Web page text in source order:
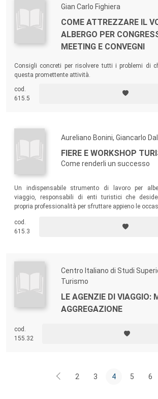
Gian Carlo Fighiera
COME ATTREZZARE IL
ALBERGO PER
MEETING E CONVEGNI
Consigli concreti per risolvere tutti i problemi di
questa promettente attività.
cod.
615.5
Aureliano Bonini, Giancarlo
FIERE E WORKSHOP
Come renderli un successo
Un indispensabile strumento di lavoro per
viaggio, responsabili di enti turistici che
propria professionalità per sfruttare appieno le
cod.
615.3
Centro Italiano di Studi
Turismo
LE AGENZIE DI VIAGGIO:
AGGREGAZIONE
cod.
155.32
2 3 4 5 6